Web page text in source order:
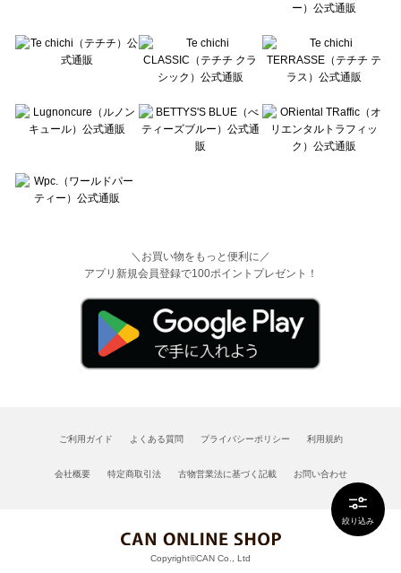
絞り込み
＼お買い物をもっと便利に／
アプリ新規会員登録で100ポイントプレゼント！
ご利用ガイド よくある質問 プライバシーポリシー 利用規約
会社概要 特定商取引法 古物営業法に基づく記載 お問い合わせ
Copyright©CAN Co., Ltd